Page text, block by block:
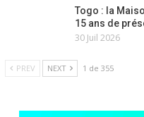
Togo : la
15 ans de
30 Juil 2026
PREV NEXT 1 de 355